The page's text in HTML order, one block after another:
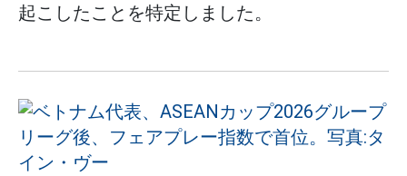
起こしたことを特定しました。